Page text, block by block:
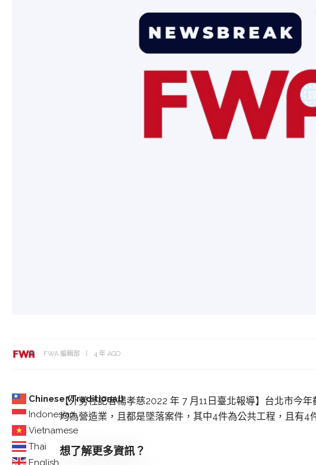
Chinese (Traditional)
Indonesian
Vietnamese
Thai
English
FWA 編輯部 4 年 AGO
【外勞社記者楊孝慈2022 年 7 月11日臺北報導】台北市今
均為營造業，且都是墜落案件，其中4件為公共工程，且有4
想了解更多資訊？